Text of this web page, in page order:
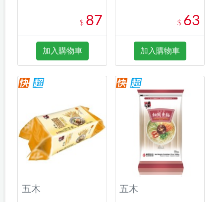
$ 87
加入購物車
$ 63
加入購物車
五木 五木